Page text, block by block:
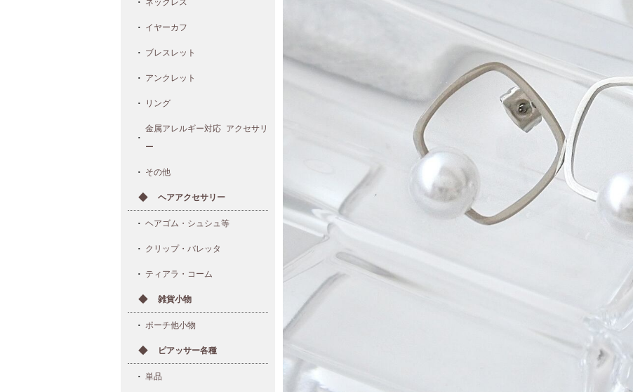
ネックレス
イヤーカフ
ブレスレット
アンクレット
リング
金属アレルギー対応 アクセサリ
ー
その他
ヘアアクセサリー
ヘアゴム・シュシュ等
クリップ・バレッタ
ティアラ・コーム
雑貨小物
ポーチ他小物
ピアッサー各種
単品